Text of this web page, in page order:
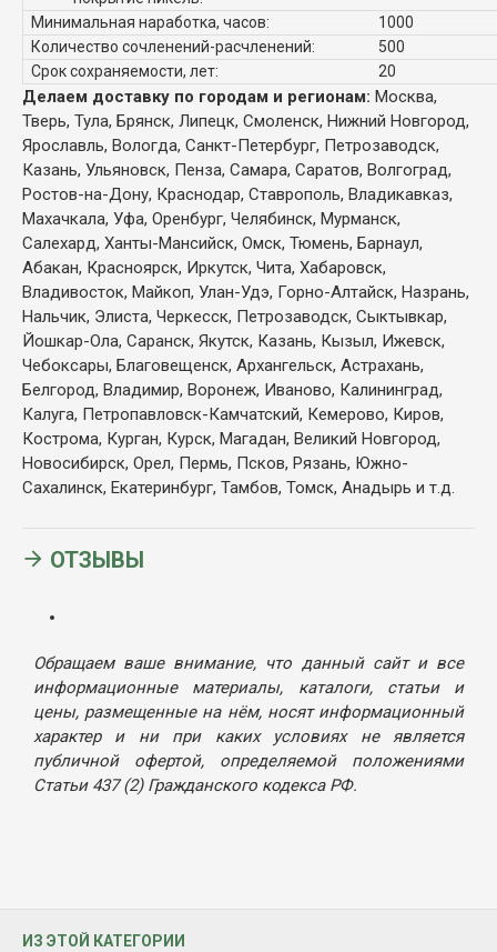
Минимальная наработка, часов:
1000
Количество сочленений-расчленений:
500
Срок сохраняемости, лет:
20
Делаем доставку по городам и регионам: Москва,
Тверь, Тула, Брянск, Липецк, Смоленск, Нижний Новгород,
Ярославль, Вологда, Санкт-Петербург, Петрозаводск,
Казань, Ульяновск, Пенза, Самара, Саратов, Волгоград,
Ростов-на-Дону, Краснодар, Ставрополь, Владикавказ,
Махачкала, Уфа, Оренбург, Челябинск, Мурманск,
Салехард, Ханты-Мансийск, Омск, Тюмень, Барнаул,
Абакан, Красноярск, Иркутск, Чита, Хабаровск,
Владивосток, Майкоп, Улан-Удэ, Горно-Алтайск, Назрань,
Нальчик, Элиста, Черкесск, Петрозаводск, Сыктывкар,
Йошкар-Ола, Саранск, Якутск, Казань, Кызыл, Ижевск,
Чебоксары, Благовещенск, Архангельск, Астрахань,
Белгород, Владимир, Воронеж, Иваново, Калининград,
Калуга, Петропавловск-Камчатский, Кемерово, Киров,
Кострома, Курган, Курск, Магадан, Великий Новгород,
Новосибирск, Орел, Пермь, Псков, Рязань, Южно-
Сахалинск, Екатеринбург, Тамбов, Томск, Анадырь и т.д.
ОТЗЫВЫ
Обращаем ваше внимание, что данный сайт и все
информационные материалы, каталоги, статьи и
цены, размещенные на нём, носят информационный
характер и ни при каких условиях не является
публичной офертой, определяемой положениями
Статьи 437 (2) Гражданского кодекса РФ.
ИЗ ЭТОЙ КАТЕГОРИИ